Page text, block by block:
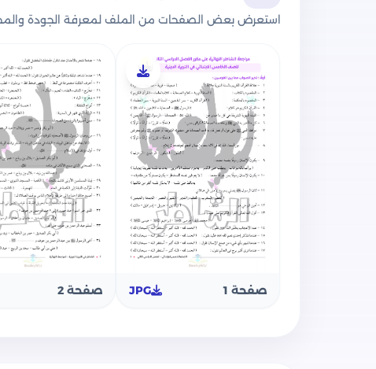
مراجعة التربية الدينية الإسلامية آخر العام للصف
الدينية الإسلامية لآخر العام وتضم الملزمة
مادة التربية الدينية الإسلامية من نوعية
وأكمل مكان النقط وأجب عن الأسئلة التالية
سؤال في ملحق بنهاية الملزمة.
خالص الأمنيات للجميع بالتفوق والنجاح.
استعرض بعض الصفحات من الملف لمعرفة الجودة
صفحة 1 JPG صفحة 2